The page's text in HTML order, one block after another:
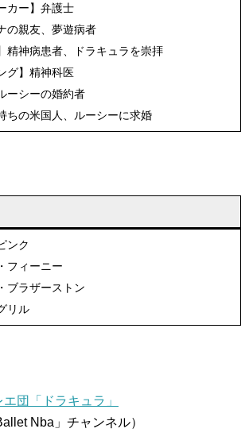
カー】弁護士
の親友、夢遊病者
精神病患者、ドラキュラを崇拝
グ】精神科医
ーシーの婚約者
ちの米国人、ルーシーに求婚
ンク
フィーニー
ブラザーストン
リル
団「ドラキュラ」
Nba」チャンネル）